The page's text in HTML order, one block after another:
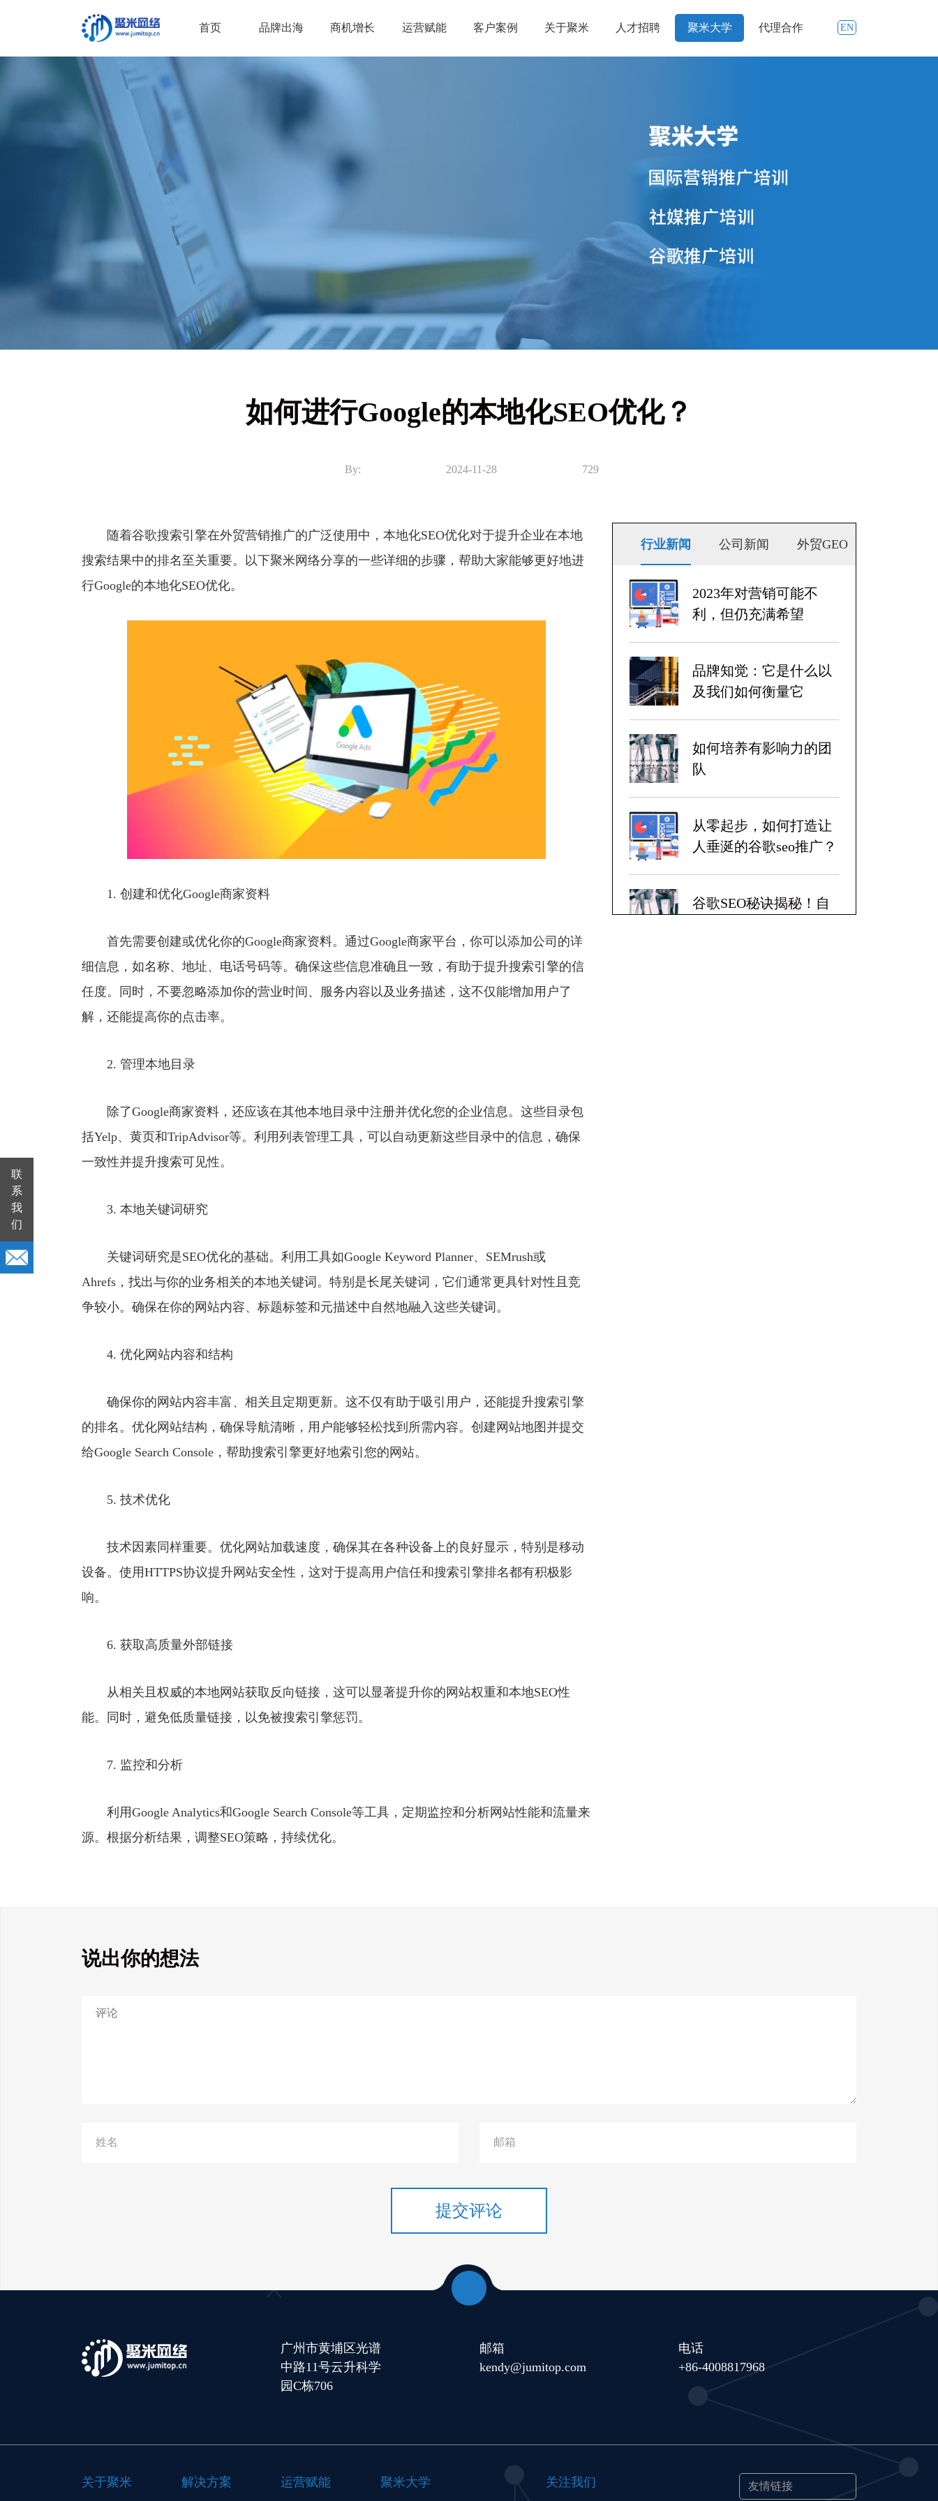
首页 品牌出海 商机增长 运营赋能 客户案例 关于聚米 人才招聘 聚米大学 代理合作 EN
如何进行Google的本地化SEO优化？
By: 2024-11-28 729
随着谷歌搜索引擎在外贸营销推广的广泛使用中，本地化SEO优化对于提升企业在本地
搜索结果中的排名至关重要。以下聚米网络分享的一些详细的步骤，帮助大家能够更好地进
行Google的本地化SEO优化。
1. 创建和优化Google商家资料
首先需要创建或优化你的Google商家资料。通过Google商家平台，你可以添加公司的详
细信息，如名称、地址、电话号码等。确保这些信息准确且一致，有助于提升搜索引擎的信
任度。同时，不要忽略添加你的营业时间、服务内容以及业务描述，这不仅能增加用户了
解，还能提高你的点击率。
2. 管理本地目录
除了Google商家资料，还应该在其他本地目录中注册并优化您的企业信息。这些目录包
括Yelp、黄页和TripAdvisor等。利用列表管理工具，可以自动更新这些目录中的信息，确保
一致性并提升搜索可见性。
3. 本地关键词研究
关键词研究是SEO优化的基础。利用工具如Google Keyword Planner、SEMrush或
Ahrefs，找出与你的业务相关的本地关键词。特别是长尾关键词，它们通常更具针对性且竞
争较小。确保在你的网站内容、标题标签和元描述中自然地融入这些关键词。
4. 优化网站内容和结构
确保你的网站内容丰富、相关且定期更新。这不仅有助于吸引用户，还能提升搜索引擎
的排名。优化网站结构，确保导航清晰，用户能够轻松找到所需内容。创建网站地图并提交
给Google Search Console，帮助搜索引擎更好地索引您的网站。
5. 技术优化
技术因素同样重要。优化网站加载速度，确保其在各种设备上的良好显示，特别是移动
设备。使用HTTPS协议提升网站安全性，这对于提高用户信任和搜索引擎排名都有积极影
响。
6. 获取高质量外部链接
从相关且权威的本地网站获取反向链接，这可以显著提升你的网站权重和本地SEO性
能。同时，避免低质量链接，以免被搜索引擎惩罚。
7. 监控和分析
利用Google Analytics和Google Search Console等工具，定期监控和分析网站性能和流量来
源。根据分析结果，调整SEO策略，持续优化。
行业新闻 公司新闻 外贸GEO
2023年对营销可能不
利，但仍充满希望
品牌知觉：它是什么以
及我们如何衡量它
如何培养有影响力的团
队
从零起步，如何打造让
人垂涎的谷歌seo推广？
谷歌SEO秘诀揭秘！自
说出你的想法
提交评论
联
系
我
们
广州市黄埔区光谱
中路11号云升科学
园C栋706
邮箱
kendy@jumitop.com
电话
+86-4008817968
关于聚米 解决方案 运营赋能 聚米大学 关注我们